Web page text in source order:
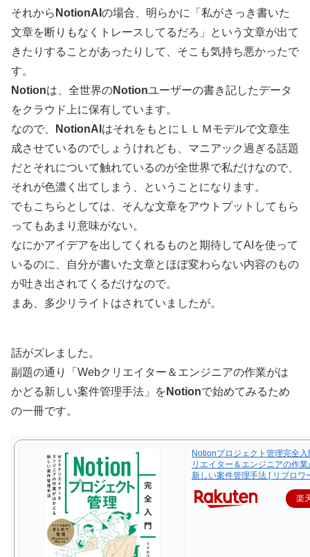
それから NotionAI の場合、明らかに「私がさっき書いた
文章を断りもなくトレースしてるだろ」という文章が出て
きたりすることがあったりして、そこも気持ち悪かったで
す。
Notionは、全世界のNotionユーザーの書き記したデータ
をクラウド上に保有しています。
なので、
NotionAI はそれをもとにＬＬＭモデルで文章生
成させているのでしょうけれども、マニアック過ぎる話題
だとそれについて触れているのが全世界で私だけなので、
それが色濃く出てしまう、ということになります。
でもこちらとしては、そんな文章をアウトプットしてもら
ってもあまり意味がない。
なにかアイデアを出してくれるものと期待してAIを使って
いるのに、自分が書いた文章とほぼ変わらない内容のもの
が吐き出されてくるだけなので。
まあ、多少リライトはされていましたが。
話がズレました。
副題の通り「Webクリエイター＆エンジニアの作業がは
かどる新しい案件管理手法」を Notionで始めてみるため
の一冊です。
Notionプロジェクト管理完全
リエイター＆エンジニアの作
新しい案件管理手法 [ リブロワ
楽